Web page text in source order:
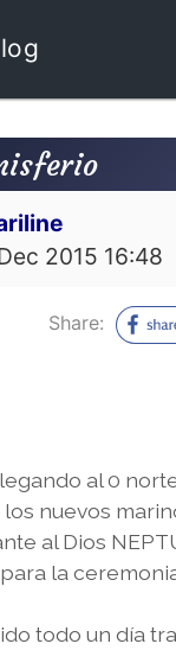
2015 16:48
Share:
al 0
nuevos
al Dios
la
todo un día